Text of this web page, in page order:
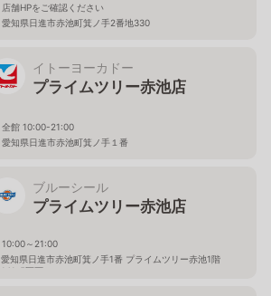
店舗HPをご確認ください
愛知県日進市赤池町箕ノ手2番地330
イトーヨーカドー
プライムツリー赤池店
全館 10:00-21:00
愛知県日進市赤池町箕ノ手１番
ブルーシール
プライムツリー赤池店
10:00～21:00
愛知県日進市赤池町箕ノ手1番 プライムツリー赤池1階
141-5区画